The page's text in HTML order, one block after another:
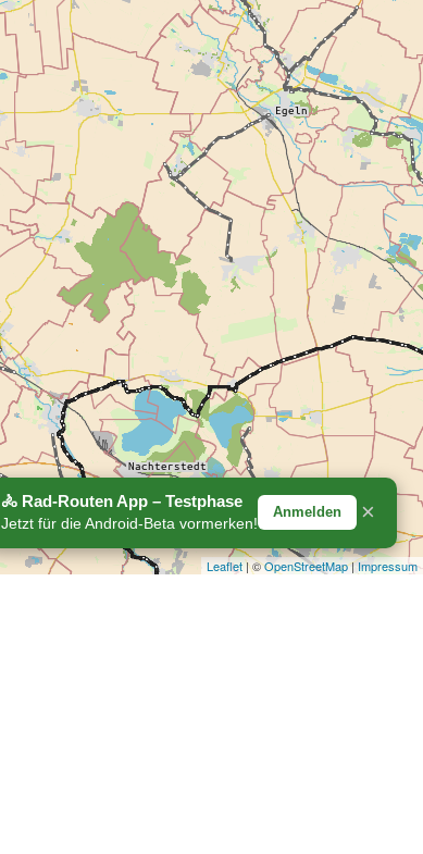
Leaflet| ©OpenStreetMap|Impressum
🚴 Rad-Routen App – Testphase
Jetzt für die Android-Beta vormerken!
Anmelden ×